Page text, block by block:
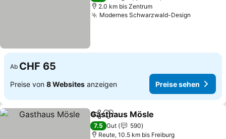
2.0 km bis Zentrum
Modernes Schwarzwald-Design
Ab CHF 65
Preise von 8 Websites anzeigen Preise sehen
TeilenZu Favoriten hinzufügen
Gasthaus Mösle
7.5 Gut
590
Reute, 10.5 km bis Freiburg